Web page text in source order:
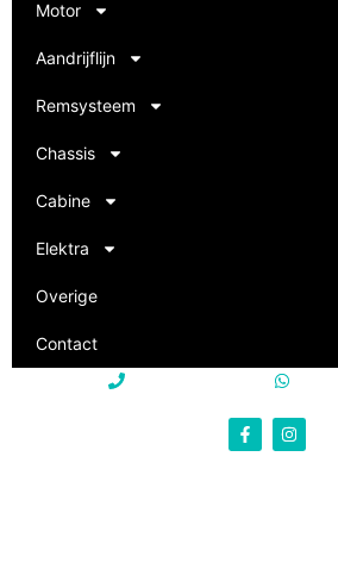
Motor
Aandrijflijn
Remsysteem
Chassis
Cabine
Elektra
Overige
Contact